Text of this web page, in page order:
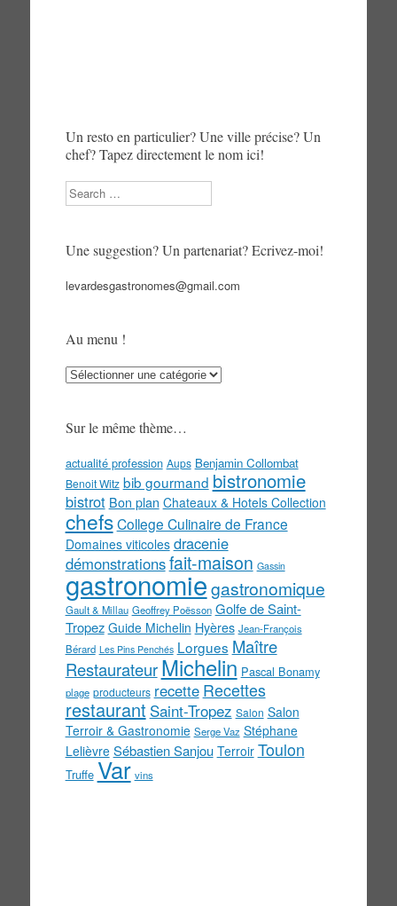
Un resto en particulier? Une ville précise? Un
chef? Tapez directement le nom ici!
Search
Une suggestion? Un partenariat? Ecrivez-moi!
levardesgastronomes@gmail.com
Au menu !
Au
Sur le même thème…
actualité profession Aups Benjamin Collombat
Benoit Witz bib gourmand bistronomie
bistrot Bon plan Chateaux & Hotels Collection
chefs College Culinaire de France
Domaines viticoles dracenie
démonstrationsfait-maison Gassin
gastronomiegastronomique
Gault & Millau Geoffrey Poësson Golfe de Saint-
Tropez Guide Michelin Hyères Jean-François
Bérard Les Pins Penchés Lorgues Maître
Restaurateur Michelin Pascal Bonamy
plage producteurs recette Recettes
restaurant Saint-Tropez Salon Salon
Terroir & Gastronomie Serge Vaz Stéphane
Lelièvre Sébastien Sanjou Terroir Toulon
Truffe Var vins